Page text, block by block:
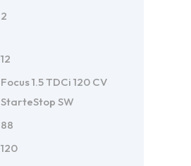
2
12
Focus 1.5 TDCi 120 CV
StarteStop SW
88
120